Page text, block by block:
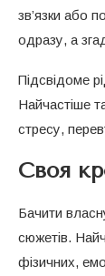
зв’язки або
одразу, а
Підсвідоме
Найчастіше
стресу,
Своя
Бачити
сюжетів.
фізичних,